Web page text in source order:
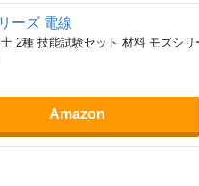
ーズ 電線
2種 技能試験セット 材料 モズシ
Amazon